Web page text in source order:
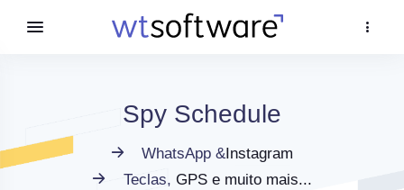
Spy Schedule
WhatsApp &Instagram
Teclas, GPS e muito mais...